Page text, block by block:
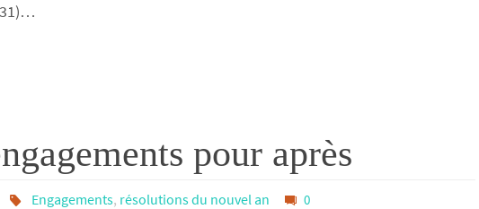
pour après
Engagements, résolutions du nouvel an 0